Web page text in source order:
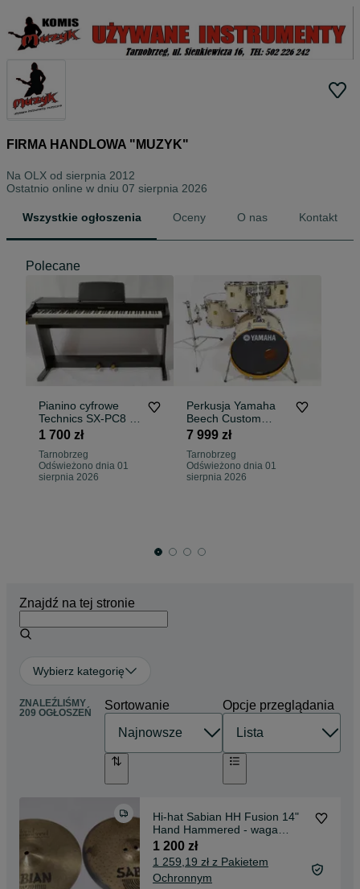
FIRMA HANDLOWA "MUZYK"
Na OLX od sierpnia 2012
Ostatnio online w dniu 07 sierpnia 2026
Wszystkie ogłoszenia Oceny O nas Kontakt
Polecane
Pianino cyfrowe
Technics SX-PC8 -
Japan
1 700 zł
Tarnobrzeg
Odświeżono dnia 01
sierpnia 2026
Perkusja Yamaha
Beech Custom
Absolute
Japan
7 999 zł
Tarnobrzeg
Odświeżono dnia 01
sierpnia 2026
Znajdź na tej stronie
Wybierz kategorię
ZNALEŹLIŚMY
209 OGŁOSZEŃ
Sortowanie Opcje przeglądania
Hi-hat Sabian HH Fusion 14"
Hand Hammered - waga
1087g/ 1637g
1 200 zł
1 259,19 zł z Pakietem
Ochronnym